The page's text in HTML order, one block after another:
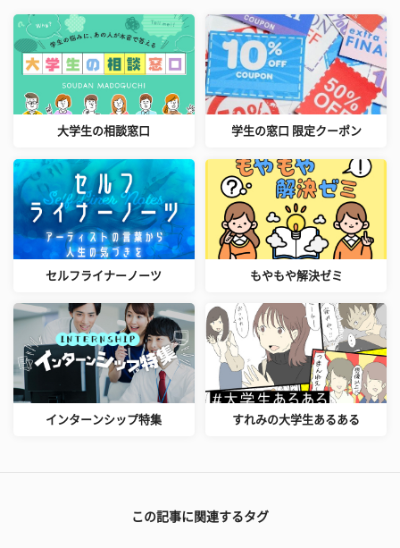
大学生の相談窓口 学生の窓口 限定クーポン
セルフライナーノーツ もやもや解決ゼミ
インターンシップ特集 すれみの大学生あるある
この記事に関連するタグ